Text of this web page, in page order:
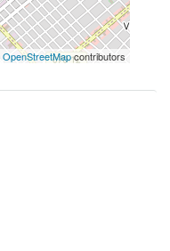
OpenStreetMapcontributors